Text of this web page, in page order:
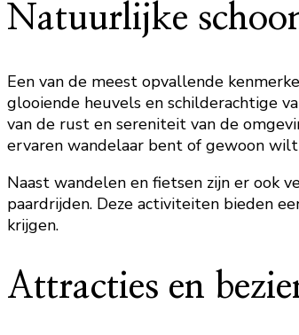
Natuurlijke
Een van de meest opvallende
glooiende heuvels en schilderachtige
van de rust en sereniteit van de
ervaren wandelaar bent of gewoon
Naast wandelen en fietsen zijn er ook
paardrijden. Deze activiteiten bieden
krijgen.
Attracties en